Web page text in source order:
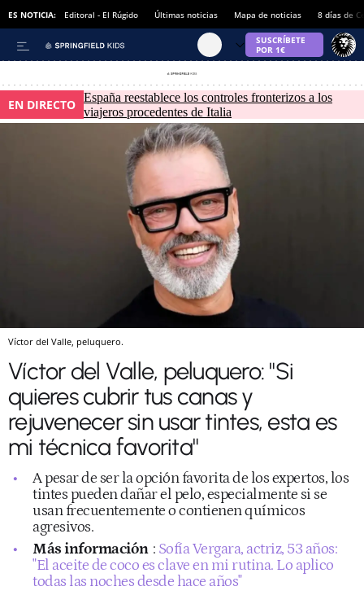
ES NOTICIA: Editoral - El Rúgido Últimas noticias Mapa de noticias 8 días de
EN DIRECTO España reestablece los controles fronterizos a los
viajeros procedentes de Italia
Víctor del Valle, peluquero.
Víctor del Valle, peluquero: "Si
quieres cubrir tus canas y
rejuvenecer sin usar tintes, esta es
mi técnica favorita"
A pesar de ser la opción favorita de los expertos, los
tintes pueden dañar el pelo, especialmente si se
usan frecuentemente o contienen químicos
agresivos.
Más información : Sofía Vergara, actriz, 53 años:
"El aceite de coco es clave en mi rutina. Lo aplico
todas las noches desde hace años"